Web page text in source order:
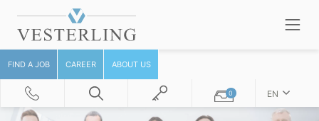
FIND A JOB CAREER ABOUT US
0 EN